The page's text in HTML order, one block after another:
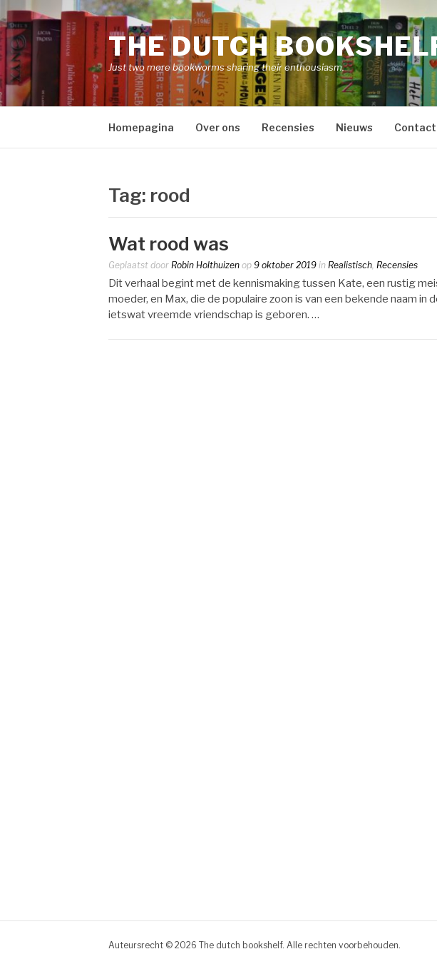
Naar
de
inhoud
springen
THE DUTCH
Just two more bookworms sharing their enthousiasm.
Homepagina Over ons Recensies Nieuws Contact
Tag: rood
Wat rood was
Geplaatst door Robin Holthuizen op 9 oktober 2019 in Realistisch, Recensies
Dit verhaal begint met de kennismaking tussen Kate, een rustig
moeder, en Max, die de populaire zoon is van een bekende naam in
ietswat vreemde vriendschap is geboren. …
Auteursrecht © 2026 The dutch bookshelf. Alle rechten voorbehouden.